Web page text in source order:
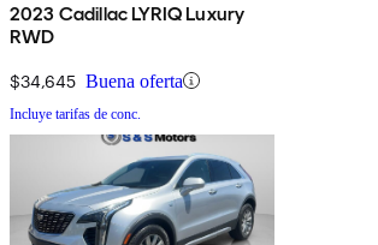
2023 Cadillac LYRIQ Luxury
RWD
$34,645 Buena oferta
Incluye tarifas de conc.